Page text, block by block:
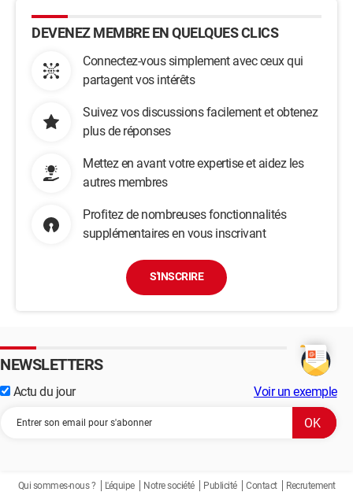
DEVENEZ MEMBRE EN QUELQUES CLICS
Connectez-vous simplement avec ceux qui
partagent vos intérêts
Suivez vos discussions facilement et obtenez
plus de réponses
Mettez en avant votre expertise et aidez les
autres membres
Profitez de nombreuses fonctionnalités
supplémentaires en vous inscrivant
S'INSCRIRE
NEWSLETTERS
Actu du jour Voir un exemple
Qui sommes-nous ? L'équipe Notre société Publicité Contact Recrutement